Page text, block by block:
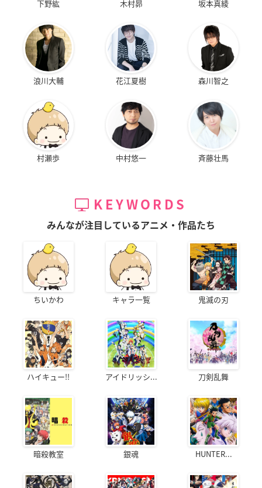
下野紘 木村昴 坂本真綾
浪川大輔 花江夏樹 森川智之
村瀬歩 中村悠一 斉藤壮馬
KEYWORDS
みんなが注目しているアニメ・作品たち
ちいかわ キャラ一覧 鬼滅の刃
ハイキュー!! アイドリッシ... 刀剣乱舞
暗殺教室 銀魂 HUNTER...